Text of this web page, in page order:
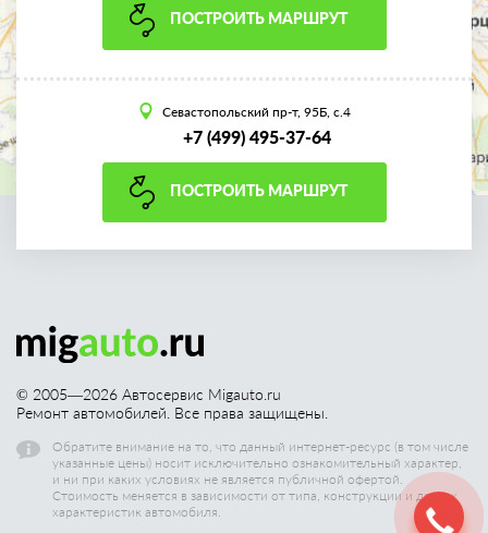
ПОСТРОИТЬ МАРШРУТ
Севастопольский пр-т, 95Б, с.4
+7 (499) 495-37-64
ПОСТРОИТЬ МАРШРУТ
© 2005—2026 Автосервис Migauto.ru
Ремонт автомобилей. Все права защищены.
Обратите внимание на то, что данный интернет-ресурс (в том числе
указанные цены) носит исключительно ознакомительный характер,
и ни при каких условиях не является публичной офертой.
Стоимость меняется в зависимости от типа, конструкции и других
характеристик автомобиля.